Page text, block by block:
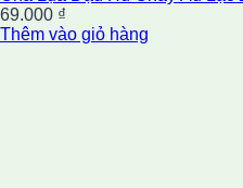
69.000 ₫
Thêm vào giỏ hàng